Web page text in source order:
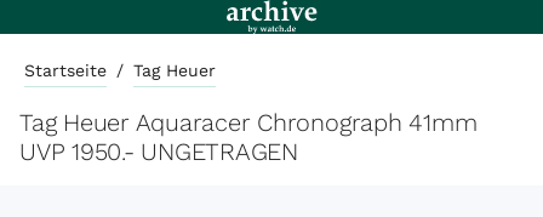
Startseite / Tag Heuer
Tag Heuer Aquaracer Chronograph 41mm
UVP 1950.- UNGETRAGEN